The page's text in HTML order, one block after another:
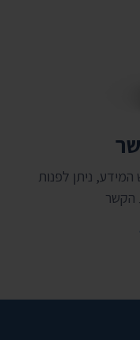
ניתן לפנות
הקשר